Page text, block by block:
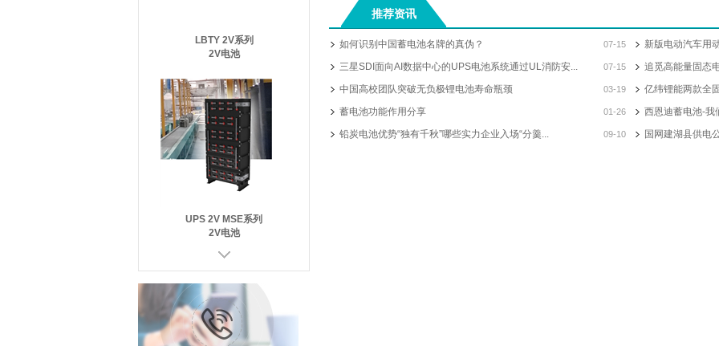
LBTY 2V系列
2V电池
UPS 2V MSE系列
2V电池
推荐资讯
07-15
如何识别中国蓄电池名牌的真伪？ 新版电动汽车用
07-15
三星SDI面向AI数据中心的UPS电池系统通过UL消防安... 追觅高能量固态
03-19
中国高校团队突破无负极锂电池寿命瓶颈 亿纬锂能两款全
01-26
蓄电池功能作用分享 西恩迪蓄电池-我
09-10
铅炭电池优势“独有千秋”哪些实力企业入场“分羹... 国网建湖县供电